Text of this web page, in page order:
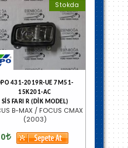
Stokda
431-2019R-UE 7M51-
15K201-AC
SİS FARI R (DİK MODEL)
B-MAX / FOCUS CMAX
(2003)
0